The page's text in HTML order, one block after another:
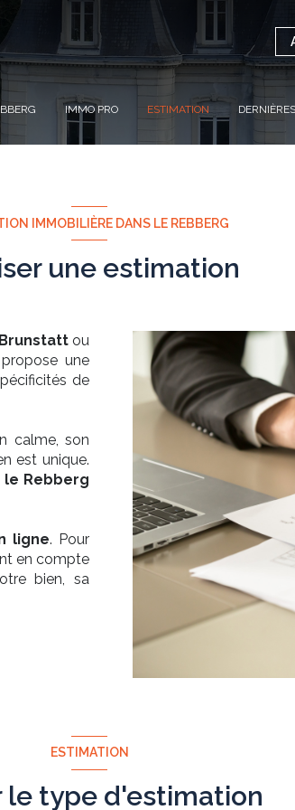
IMMO PRO ESTIMATION
IMMOBILIÈRE DANS LE REBBERG
une estimation
Brunstattou
une
de
calme, son
est unique.
Rebberg
ligne. Pour
en compte
bien, sa
ESTIMATION
le type d'estimation